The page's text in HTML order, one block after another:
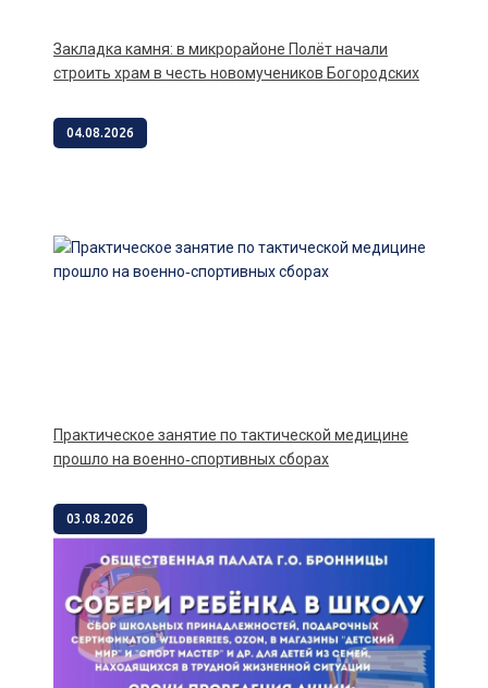
Закладка камня: в микрорайоне Полёт начали
строить храм в честь новомучеников Богородских
04.08.2026
Практическое занятие по тактической медицине
прошло на военно‑спортивных сборах
03.08.2026